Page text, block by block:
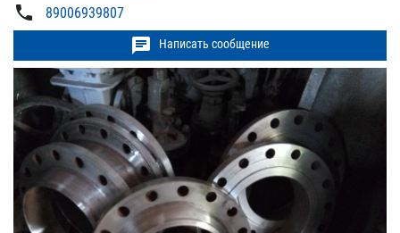
phone 89006939807
chat Написать сообщение